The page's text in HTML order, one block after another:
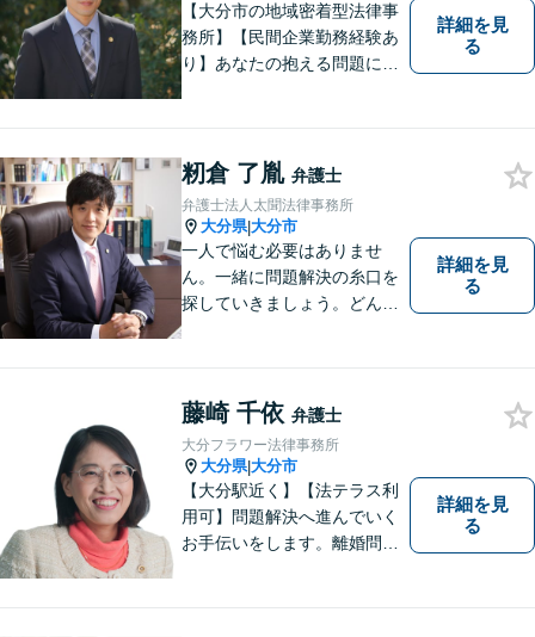
【大分市の地域密着型法律事
務所】【民間企業勤務経験あ
り】あなたの抱える問題に、
もに対応可！お気軽にご相談
ください。【英語対応◎】
詳細を見
る
籾倉 了胤 弁護士
弁護士法人太聞法律事務所
大分県|大分市
一人で悩む必要はありませ
ん。一緒に問題解決の糸口を
探していきましょう。どんな
遺産分割、介護などの高齢社
会問題に注力しております。
詳細を見
る
藤崎 千依 弁護士
大分フラワー法律事務所
大分県|大分市
【大分駅近く】【法テラス利
用可】問題解決へ進んでいく
お手伝いをします。離婚問題
詳細を見
る